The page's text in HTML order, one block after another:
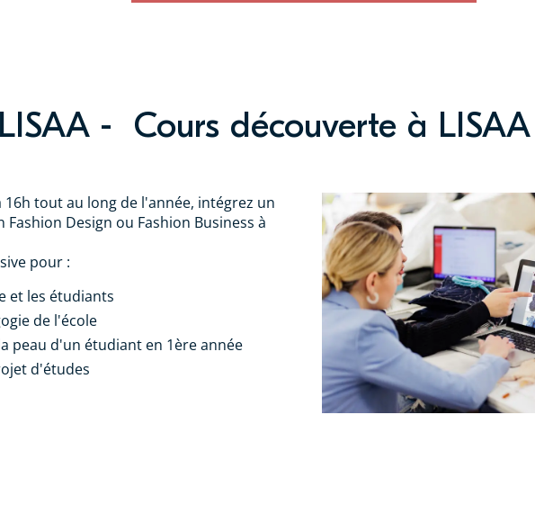
- Cours découverte à
16h tout au long de l'année, intégrez un
Fashion Design ou Fashion Business à
pour :
et les étudiants
de l'école
peau d'un étudiant en 1ère année
d'études